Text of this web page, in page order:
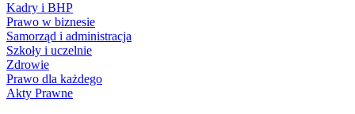
Kadry i BHP
Prawo w biznesie
Samorząd i administracja
Szkoły i uczelnie
Zdrowie
Prawo dla każdego
Akty Prawne